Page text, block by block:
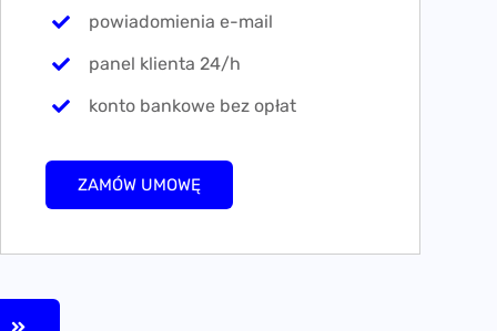
powiadomienia e-mail
panel klienta 24/h
konto bankowe bez opłat
ZAMÓW UMOWĘ